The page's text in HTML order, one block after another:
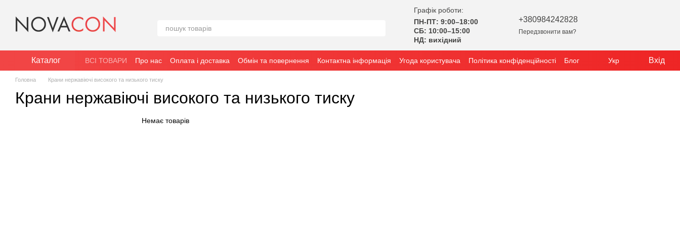
Графік роботи:
ПН-ПТ: 9:00–18:00
СБ: 10:00–15:00
НД: вихідний
+380984242828
Передзвонити вам?
Каталог ВСІ ТОВАРИ Про нас Оплата і доставка Обмін та повернення Контактна інформація Угода користувача Політика конфіденційності Блог Укр Вхід
Головна Крани нержавіючі високого та низького тиску
Крани нержавіючі високого та низького тиску
Немає товарів